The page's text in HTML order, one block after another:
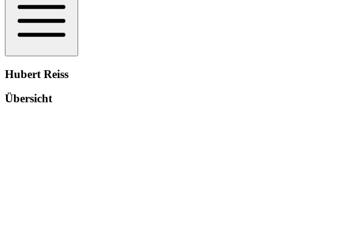
Hubert Reiss
Übersicht